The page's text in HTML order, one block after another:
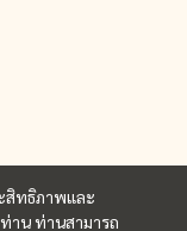
สิทธิภาพและ
าน ท่านสามารถ